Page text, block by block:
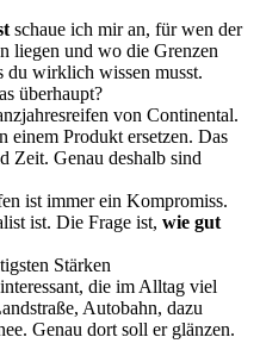
schaue ich mir an, für wen der
liegen und wo die Grenzen
wirklich wissen musst.
überhaupt?
von Continental.
einem Produkt ersetzen. Das
Zeit. Genau deshalb sind
ist immer ein Kompromiss.
ist. Die Frage ist, wie gut
Stärken
die im Alltag viel
Autobahn, dazu
Genau dort soll er glänzen.